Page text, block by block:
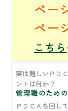
ベー
ペー
こちら
実は難しいＰＤ
ントは何か？
管理職のため
ＰＤＣＡを回し